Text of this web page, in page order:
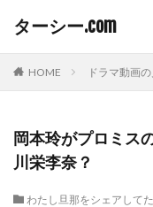
ターシー.com
HOME ドラマ動画
岡本玲がプロミス
川栄李奈？
わたし旦那をシェアしてた